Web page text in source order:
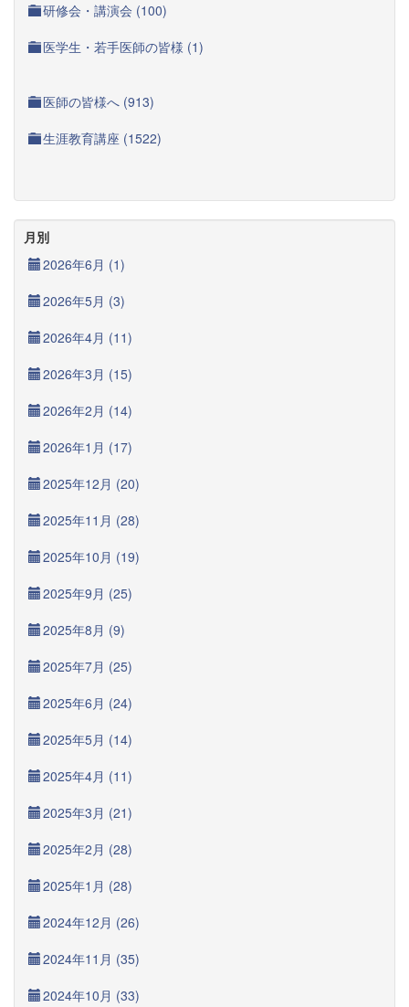
研修会・講演会 (100)
医学生・若手医師の皆様 (1)
医師の皆様へ (913)
生涯教育講座 (1522)
月別
2026年6月 (1)
2026年5月 (3)
2026年4月 (11)
2026年3月 (15)
2026年2月 (14)
2026年1月 (17)
2025年12月 (20)
2025年11月 (28)
2025年10月 (19)
2025年9月 (25)
2025年8月 (9)
2025年7月 (25)
2025年6月 (24)
2025年5月 (14)
2025年4月 (11)
2025年3月 (21)
2025年2月 (28)
2025年1月 (28)
2024年12月 (26)
2024年11月 (35)
2024年10月 (33)